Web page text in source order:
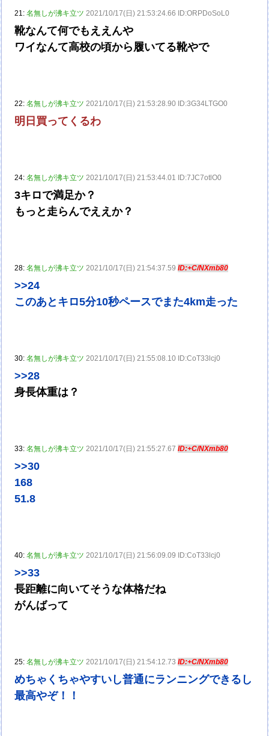
21:名無しが沸キ立ツ 2021/10/17(日) 21:53:24.66 ID:ORPDoSoL0
靴なんて何でもええんや
ワイなんて高校の頃から履いてる靴やで
22:名無しが沸キ立ツ 2021/10/17(日) 21:53:28.90 ID:3G34LTGO0
明日買ってくるわ
24:名無しが沸キ立ツ 2021/10/17(日) 21:53:44.01 ID:7JC7otlO0
3キロで満足か？
もっと走らんでええか？
28:名無しが沸キ立ツ 2021/10/17(日) 21:54:37.59ID:+C/NXmb80
>>24
このあとキロ5分10秒ペースでまた4km走った
30:名無しが沸キ立ツ 2021/10/17(日) 21:55:08.10 ID:CoT33lcj0
>>28
身長体重は？
33:名無しが沸キ立ツ 2021/10/17(日) 21:55:27.67ID:+C/NXmb80
>>30
168
51.8
40:名無しが沸キ立ツ 2021/10/17(日) 21:56:09.09 ID:CoT33lcj0
>>33
長距離に向いてそうな体格だね
がんばって
25:名無しが沸キ立ツ 2021/10/17(日) 21:54:12.73ID:+C/NXmb80
めちゃくちゃやすいし普通にランニングできるし
最高やぞ！！